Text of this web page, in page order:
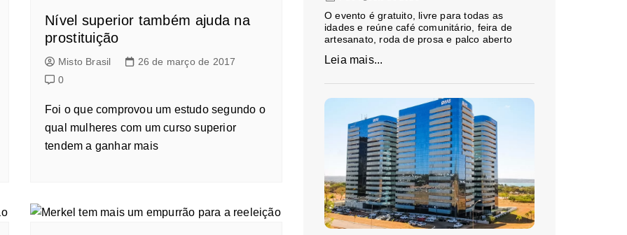
Nível superior também ajuda na
prostituição
Misto Brasil
26 de março de 2017
0
Foi o que comprovou um estudo segundo o
qual mulheres com um curso superior
tendem a ganhar mais
O evento é gratuito, livre para todas as
idades e reúne café comunitário, feira de
artesanato, roda de prosa e palco aberto
Leia mais...